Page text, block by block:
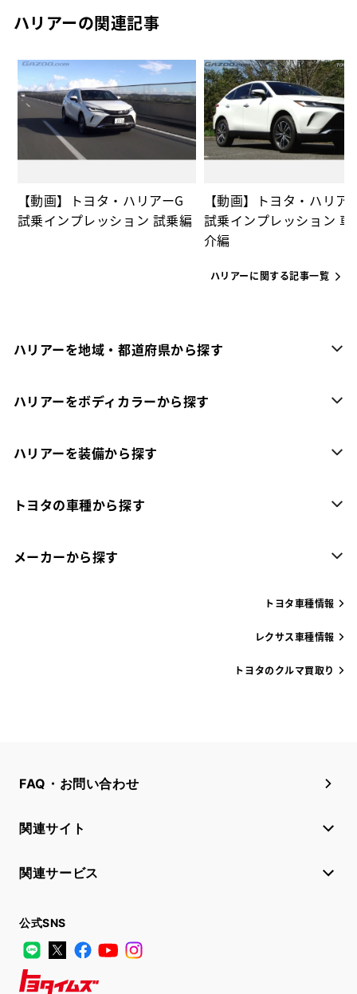
ハリアーの関連記事
【動画】トヨタ・ハリアーG
試乗インプレッション 試乗編
【動画】トヨタ・ハリア
試乗インプレッション 車
介編
ハリアーに関する記事一覧
ハリアーを地域・都道府県から探す
ハリアーをボディカラーから探す
ハリアーを装備から探す
トヨタの車種から探す
メーカーから探す
トヨタ車種情報
レクサス車種情報
トヨタのクルマ買取り
FAQ・お問い合わせ
関連サイト
関連サービス
公式SNS
LINE
X FacebookYouTube